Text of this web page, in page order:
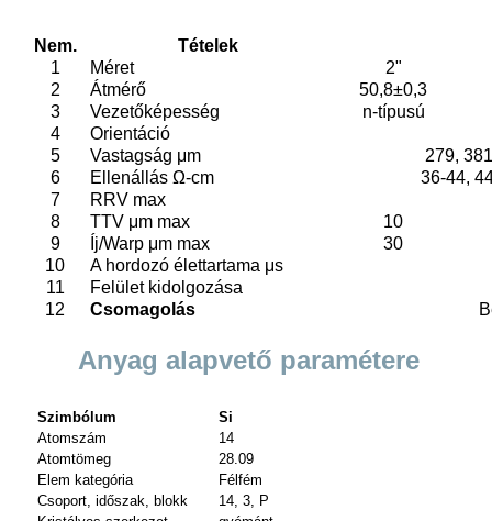
Nem.
Tételek
1
Méret
2"
2
Átmérő 50,8±0,3
3
Vezetőképesség
n-típusú
4
Orientáció
5
Vastagság μm
279,
6
Ellenállás Ω-cm
36-44,
7
RRV max
8
TTV μm max
10
9
Íj/Warp μm max
30
10
A hordozó élettartama μs
11
Felület kidolgozása
12
Csomagolás
Anyag alapvető paramétere
Szimbólum
Si
Atomszám
14
Atomtömeg
28.09
Elem kategória
Félfém
Csoport, időszak, blokk
14, 3, P